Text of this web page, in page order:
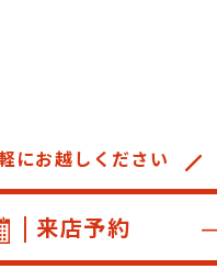
にお越しください
| 来店予約